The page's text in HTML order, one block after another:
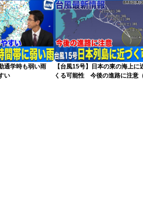
通学時も弱い雨
い
【台風15号】日本の東の海上に
くる可能性 今後の進路に注意